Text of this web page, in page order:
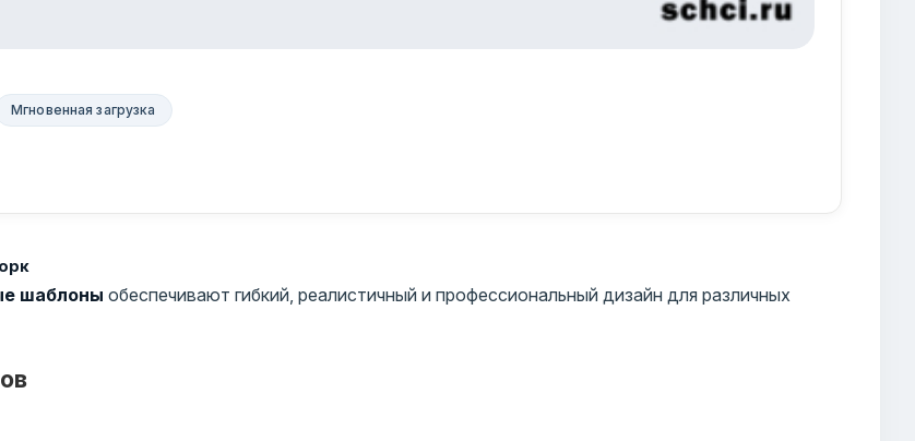
Мгновенная загрузка
шаблоны обеспечивают гибкий, реалистичный и профессиональный дизайн для различных